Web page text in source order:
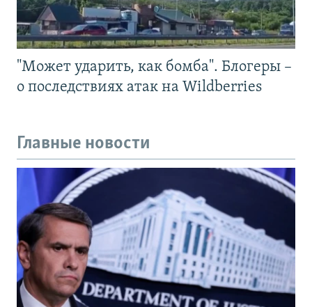
"Может ударить, как бомба". Блогеры –
о последствиях атак на Wildberries
Главные новости